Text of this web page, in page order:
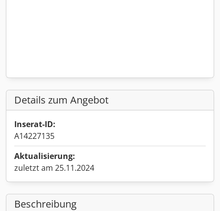
Details zum Angebot
Inserat-ID:
A14227135
Aktualisierung:
zuletzt am 25.11.2024
Beschreibung